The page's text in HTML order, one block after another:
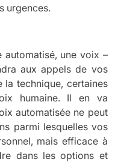
urgences.
une voix –
aux appels de vos
la technique, certaines
humaine. Il en va
automatisée ne peut
parmi lesquelles vos
mais efficace à
dans les options et